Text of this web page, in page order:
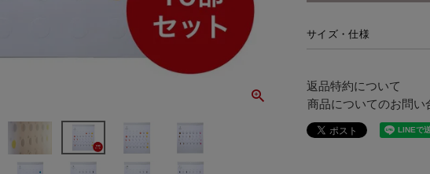
サイズ・仕様
返品特約について
商品についてのお問い